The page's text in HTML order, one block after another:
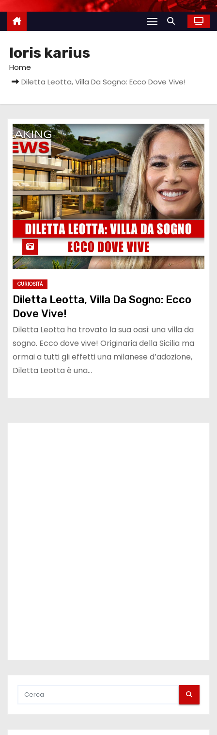
loris karius
Home
Diletta Leotta, Villa Da Sogno: Ecco Dove Vive!
CURIOSITÀ
Diletta Leotta, Villa Da Sogno: Ecco
Dove Vive!
Diletta Leotta ha trovato la sua oasi: una villa da
sogno. Ecco dove vive! Originaria della Sicilia ma
ormai a tutti gli effetti una milanese d’adozione,
Diletta Leotta è una…